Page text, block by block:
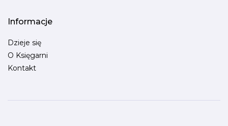
Informacje
Dzieje się
O Księgarni
Kontakt